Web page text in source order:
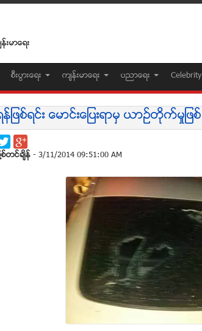
မာေရး
စီးပြားေရး က်န္းမာေရး ပညာေရး Celebrity
ျဖစ္ရင္း ေမာင္းေျပးရာမွ ယာဥ္တုိက္မႈျဖစ္
စ္တင္ခ်ိန္- 3/11/2014 09:51:00 AM